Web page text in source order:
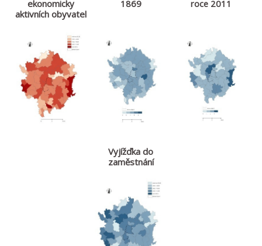
ekonomicky
aktivních obyvatel
1869
roce 2011
Vyjížďka do
zaměstnání